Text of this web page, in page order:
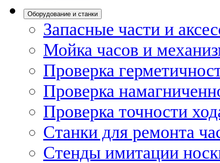
Оборудование и станки
Запасные части и
Мойка часов и
Проверка
Проверка
Проверка точности
Станки для ремонта
Стенды имитации